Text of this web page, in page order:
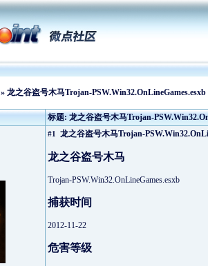
» 龙之谷盗号木马Trojan-PSW.Win32.OnLineGames.esxb
标题: 龙之谷盗号木马Trojan-
#1 龙之谷盗号木马Trojan-
龙之谷盗号木马
Trojan-PSW.Win32.OnLineGames.esxb
捕获时间
2012-11-22
危害等级